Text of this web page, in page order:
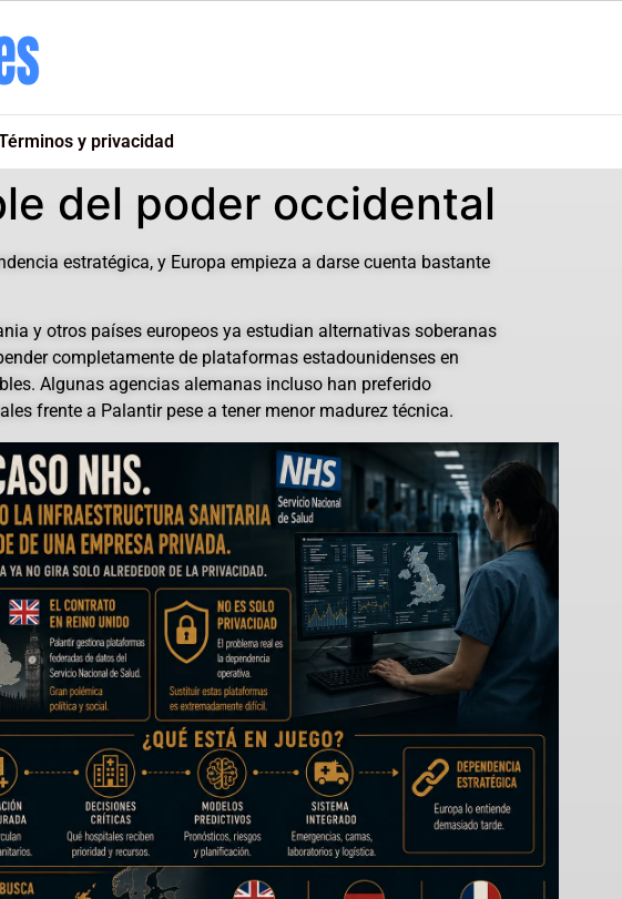
y privacidad
del poder occidental
estratégica, y Europa empieza a darse cuenta bastante
y otros países europeos ya estudian alternativas soberanas
completamente de plataformas estadounidenses en
Algunas agencias alemanas incluso han preferido
frente a Palantir pese a tener menor madurez técnica.